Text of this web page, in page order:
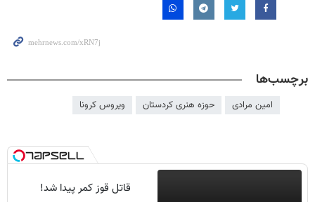
برچسب‌ها
امین مرادی حوزه هنری کردستان ویروس کرونا
قاتل قوز کمر پیدا شد!